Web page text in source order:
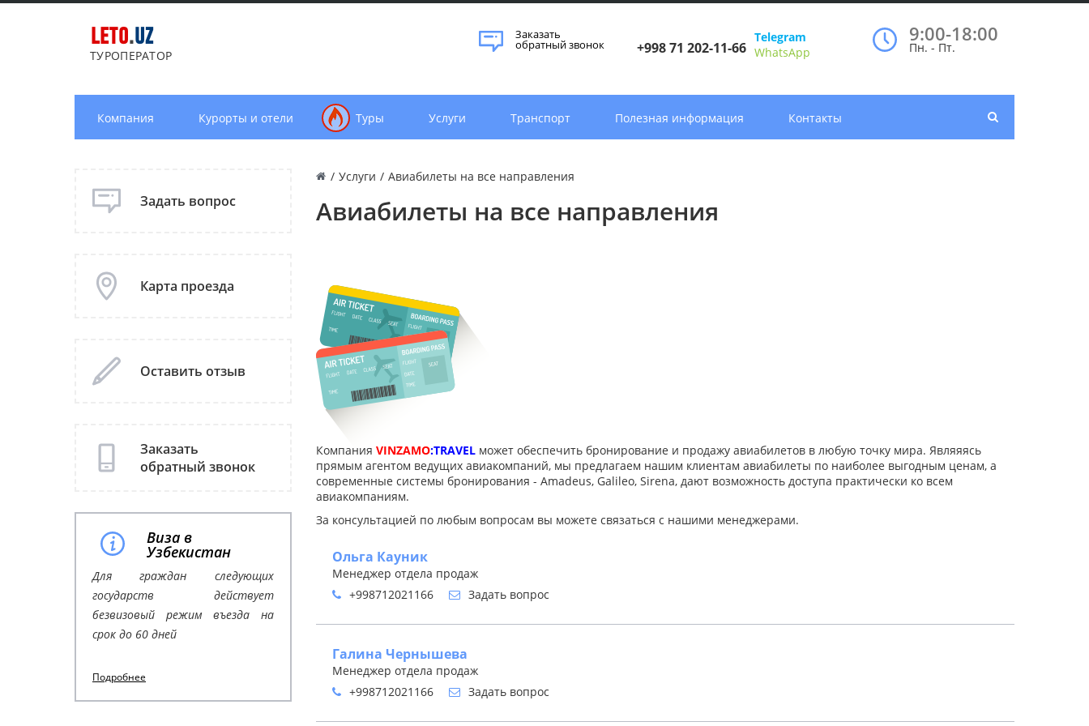
LETO.UZ
ТУРОПЕРАТОР
Заказать
обратный звонок +998 71 202-11-66
Telegram
WhatsApp
9:00-18:00
Пн. - Пт.
Компания Курорты и отели Туры Услуги Транспорт Полезная информация Контакты
/ Услуги / Авиабилеты на все направления
Авиабилеты на все направления
Задать вопрос
Карта проезда
Оставить отзыв
Заказать
обратный звонок
Виза в
Узбекистан
Для граждан следующих
государств действует
безвизовый режим въезда на
срок до 60 дней
Подробнее
Компания VINZAMO:TRAVELможет обеспечить бронирование и продажу авиабилетов в любую точку мира. Являяясь
прямым агентом ведущих авиакомпаний, мы предлагаем нашим клиентам авиабилеты по наиболее выгодным ценам, а
современные системы бронирования - Amadeus, Galileo, Sirena, дают возможность доступа практически ко всем
авиакомпаниям.
За консультацией по любым вопросам вы можете связаться с нашими менеджерами.
Ольга Кауник
Менеджер отдела продаж
+998712021166
Задать вопрос
Галина Чернышева
Менеджер отдела продаж
+998712021166
Задать вопрос